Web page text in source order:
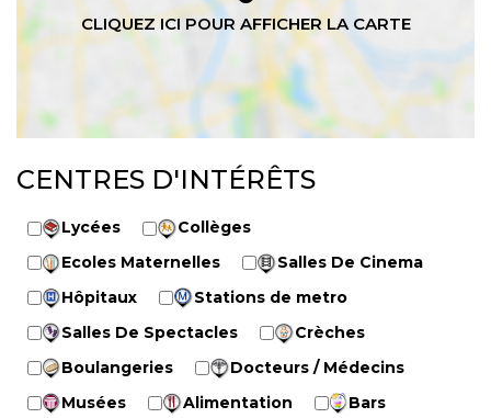
CENTRES D'INTÉRÊTS
Lycées
Collèges
Ecoles Maternelles
Salles De Cinema
Hôpitaux
Stations de metro
Salles De Spectacles
Crèches
Boulangeries
Docteurs / Médecins
Musées
Alimentation
Bars